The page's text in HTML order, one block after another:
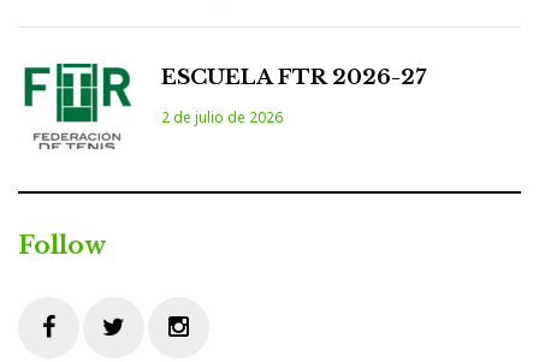
ESCUELA FTR 2026-27
2 de julio de 2026
Follow